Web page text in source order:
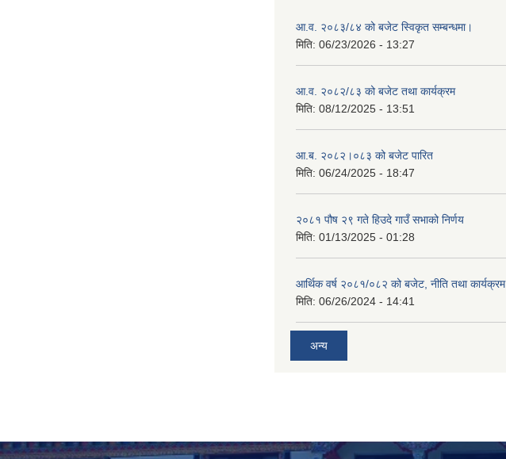
आ.व. २०८३/८४ को बजेट स्विकृत सम्बन्धमा।
मिति: 06/23/2026 - 13:27
आ.व. २०८२/८३ को बजेट तथा कार्यक्रम
मिति: 08/12/2025 - 13:51
आ.ब. २०८२।०८३ को बजेट पारित
मिति: 06/24/2025 - 18:47
२०८१ पौष २९ गते हिउदे गाउँ सभाको निर्णय
मिति: 01/13/2025 - 01:28
आर्थिक वर्ष २०८१/०८२ को बजेट, नीति तथा कार्यक्रम
मिति: 06/26/2024 - 14:41
अन्य